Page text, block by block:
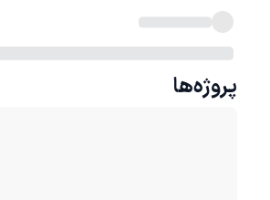
پروژه‌ها